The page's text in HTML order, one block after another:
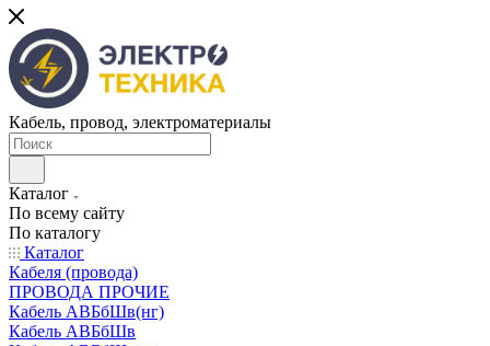
Кабель, провод, электроматериалы
Каталог
По всему сайту
По каталогу
Каталог
Кабеля (провода)
ПРОВОДА ПРОЧИЕ
Кабель АВБбШв(нг)
Кабель АВБбШв